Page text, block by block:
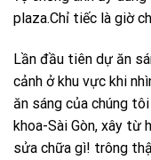
plaza.Chỉ tiếc là giờ
Lần đầu tiên dự ăn
cảnh ở khu vực khi
ăn sáng của chúng
khoa-Sài Gòn, xây từ
sửa chữa gì! trông